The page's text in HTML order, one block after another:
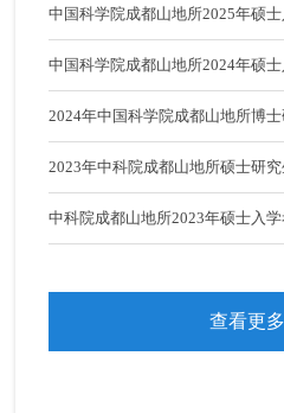
外国留学生招生信息
导师介绍
试成绩专业排名查询
中国科学院成都山地所2025年硕士
查询通知
中国科学院成都山地所2024年硕士
查询通知
2024年中国科学院成都山地所博士
核成绩查询通知
2023年中科院成都山地所硕士研究
绩专业排名查询
中科院成都山地所2023年硕士入学
查看更